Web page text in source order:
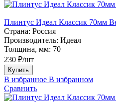
Плинтус Идеал Классик 70мм
Страна: Россия
Производитель: Идеал
Толщина, мм: 70
230 ₽/шт
Купить
В избранное В избранном
Сравнить